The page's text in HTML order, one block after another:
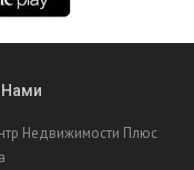
Нами
Недвижимости Плюс